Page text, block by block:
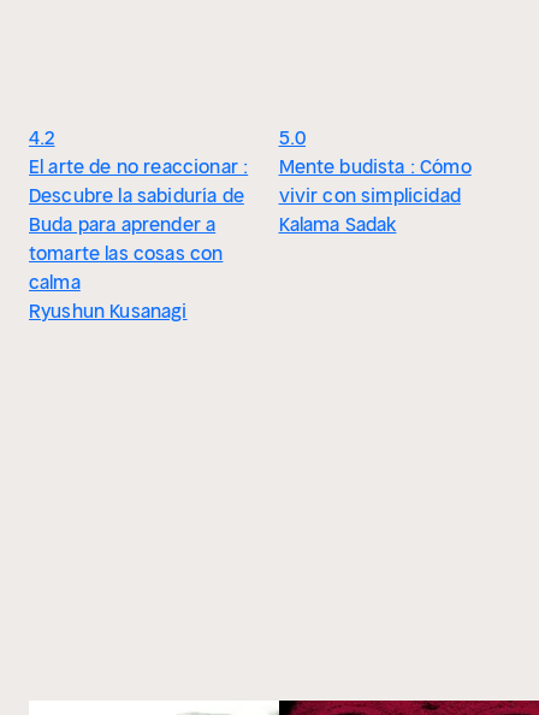
4.2
El arte de no reaccionar :
Descubre la sabiduría de
Buda para aprender a
tomarte las cosas con
calma
Ryushun Kusanagi
5.0
Mente budista : Cómo
vivir con simplicidad
Kalama Sadak